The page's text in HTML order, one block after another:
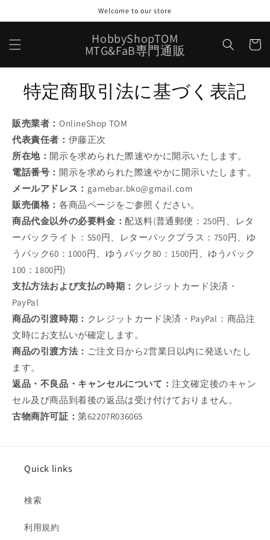
進む
Welcome to our store
HobbyShopTOM
MTG&FaB専門通販
ー
特定商取引法に基づく表記
販売業者： OnlineShop TOM
代表責任者： 伊藤正次
所在地： 開示を求められた際速やかに開示いたします。
電話番号： 開示を求められた際速やかに開示いたします。
メールアドレス： gamebar.bko@gmail.com
販売価格： 各商品ページをご参照ください。
商品代金以外の必要料金：配送料(普通郵便：250円、
レタ
ーパックライト：550円、レターパックプラス：750円、ゆ
うパック60：1000円、ゆうパック80：1500円、ゆうパック
100：1800円)
支払方法および支払の時期： クレジットカード決済・
PayPal
商品の引渡時期： クレジットカード決済・PayPal：商品注
文時にお支払いが確定します。
商品の引渡方法： ご注文日から2営業日以内に発送いたし
ます。
返品・不良品・キャンセルについて：注文確定後のキャン
セル及び商品到着後の返品は受け付けておりません。
古物商許可証：第62207R036065
Quick links
検索
利用規約